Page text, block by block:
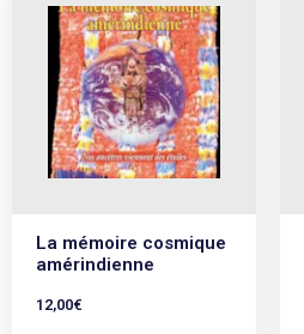
La mémoire cosmique
amérindienne
12,00€